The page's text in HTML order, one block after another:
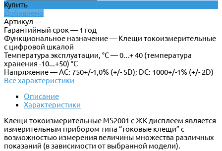
Купить
Добавлено
Артикул —
Гарантийный срок — 1 год
Функциональное назначение — Клещи токоизмерительные
с цифровой шкалой
Температура эксплуатации, °С — 0...+ 40 (температура
хранения -10...+50) °С
Напряжение — АС: 750+/-1,0% (+/- 5D); DC: 1000+/-1% (+/- 2D)
Все характеристики
Описание
Характеристики
Клещи токоизмерительные MS2001 с ЖК дисплеем является
измерительным прибором типа “токовые клещи” с
возможностью измерения величины множества различных
показаний (в зависимости от выбранной модели).